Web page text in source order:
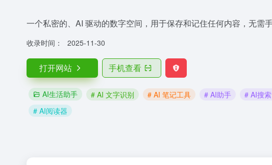
一个私密的、AI 驱动的数字空间，用于保存和记住任何内容，无需手
收录时间： 2025-11-30
打开网站 手机查看
AI生活助手 # AI 文字识别 # AI 笔记工具 # AI助手 # AI搜
# AI阅读器